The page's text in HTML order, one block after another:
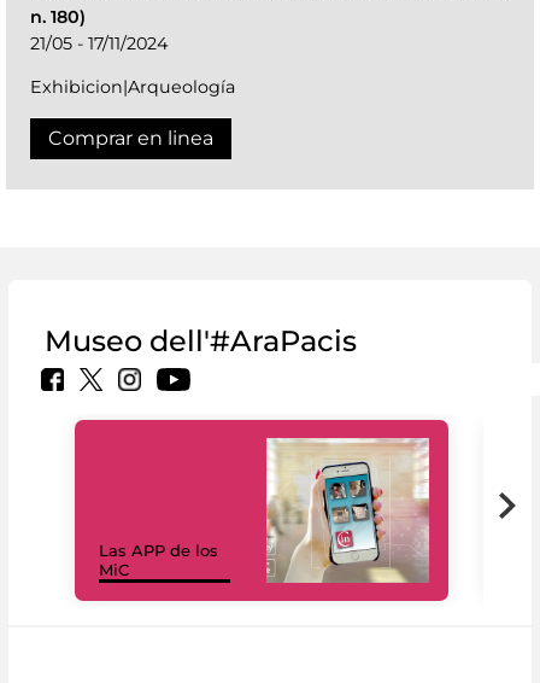
n. 180)
21/05 - 17/11/2024
Exhibicion|Arqueología
Comprar en linea
Museo dell'#AraPacis
Las APP de los
MiC